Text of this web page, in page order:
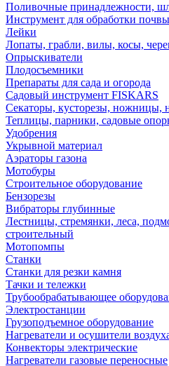
Поливочные принадлежности,
Инструмент для обработки почвы
Лейки
Лопаты, грабли, вилы, косы,
Опрыскиватели
Плодосъемники
Препараты для сада и огорода
Садовый инструмент FISKARS
Секаторы, кусторезы, ножницы,
Теплицы, парники, садовые
Удобрения
Укрывной материал
Аэраторы газона
Мотобуры
Строительное оборудование
Бензорезы
Вибраторы глубинные
Лестницы, стремянки, леса,
строительный
Мотопомпы
Станки
Станки для резки камня
Тачки и тележки
Трубообрабатывающее
Электростанции
Грузоподъемное оборудование
Нагреватели и осушители
Конвекторы электрические
Нагреватели газовые переносные